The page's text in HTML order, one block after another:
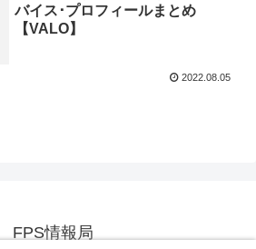
バイス･プロフィールまとめ
【VALO】
2022.08.05
FPS情報局